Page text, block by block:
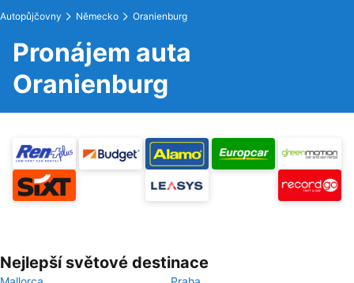
Autopůjčovny Německo Oranienburg
Pronájem auta
Oranienburg
Nejlepší světové destinace